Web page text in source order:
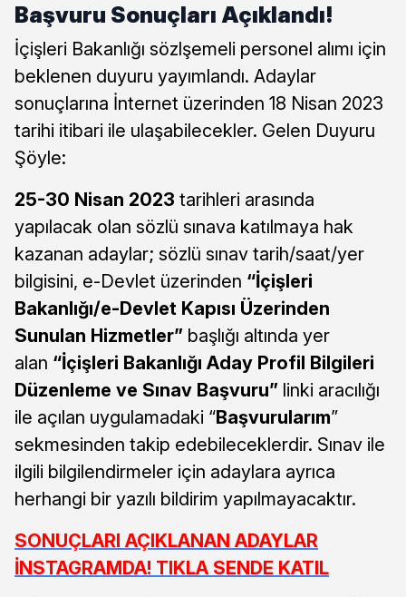
Başvuru Sonuçları Açıklandı!
İçişleri Bakanlığı sözlşemeli personel alımı için
beklenen duyuru yayımlandı. Adaylar
sonuçlarına İnternet üzerinden 18 Nisan 2023
tarihi itibari ile ulaşabilecekler. Gelen Duyuru
Şöyle:
25-30 Nisan 2023 tarihleri arasında
yapılacak olan sözlü sınava katılmaya hak
kazanan adaylar; sözlü sınav tarih/saat/yer
bilgisini, e-Devlet üzerinden “İçişleri
Bakanlığı/e-Devlet Kapısı Üzerinden
Sunulan Hizmetler” başlığı altında yer
alan “İçişleri Bakanlığı Aday Profil Bilgileri
Düzenleme ve Sınav Başvuru” linki aracılığı
ile açılan uygulamadaki “Başvurularım”
sekmesinden takip edebileceklerdir. Sınav ile
ilgili bilgilendirmeler için adaylara ayrıca
herhangi bir yazılı bildirim yapılmayacaktır.
SONUÇLARI AÇIKLANAN ADAYLAR
İNSTAGRAMDA! TIKLA SENDE KATIL